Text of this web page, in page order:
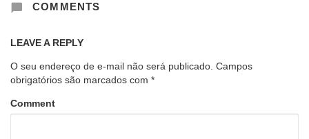
COMMENTS
LEAVE A REPLY
O seu endereço de e-mail não será publicado. Campos
obrigatórios são marcados com *
Comment